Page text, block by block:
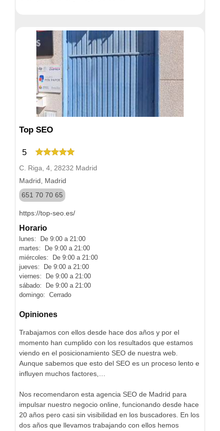
Top SEO
5
C. Riga, 4, 28232 Madrid
Madrid, Madrid
651 70 70 65
https://top-seo.es/
Horario
lunes: De 9:00 a 21:00
martes: De 9:00 a 21:00
miércoles: De 9:00 a 21:00
jueves: De 9:00 a 21:00
viernes: De 9:00 a 21:00
sábado: De 9:00 a 21:00
domingo: Cerrado
Opiniones
Trabajamos con ellos desde hace dos años y por el
momento han cumplido con los resultados que estamos
viendo en el posicionamiento SEO de nuestra web.
Aunque sabemos que esto del SEO es un proceso lento e
influyen muchos factores,…
Nos recomendaron esta agencia SEO de Madrid para
impulsar nuestro negocio online, funcionando desde hace
20 años pero casi sin visibilidad en los buscadores. En los
dos años que llevamos trabajando con ellos hemos